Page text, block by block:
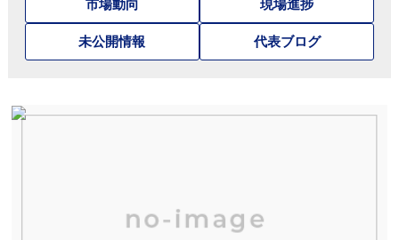
市場動向 現場進捗
未公開情報 代表ブログ